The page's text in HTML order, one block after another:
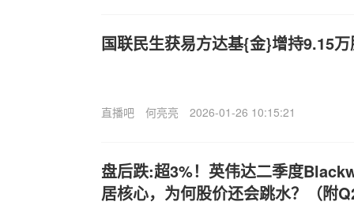
国联民生获易方达基{金}增持9.15
直播吧 何亮亮 2026-01-26 10:15:21
盘后跌:超3%！英伟达二季度
居核心，为何股价还会跳水？（附